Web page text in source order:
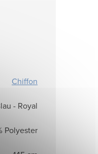
Chiffon
- Royal
Polyester